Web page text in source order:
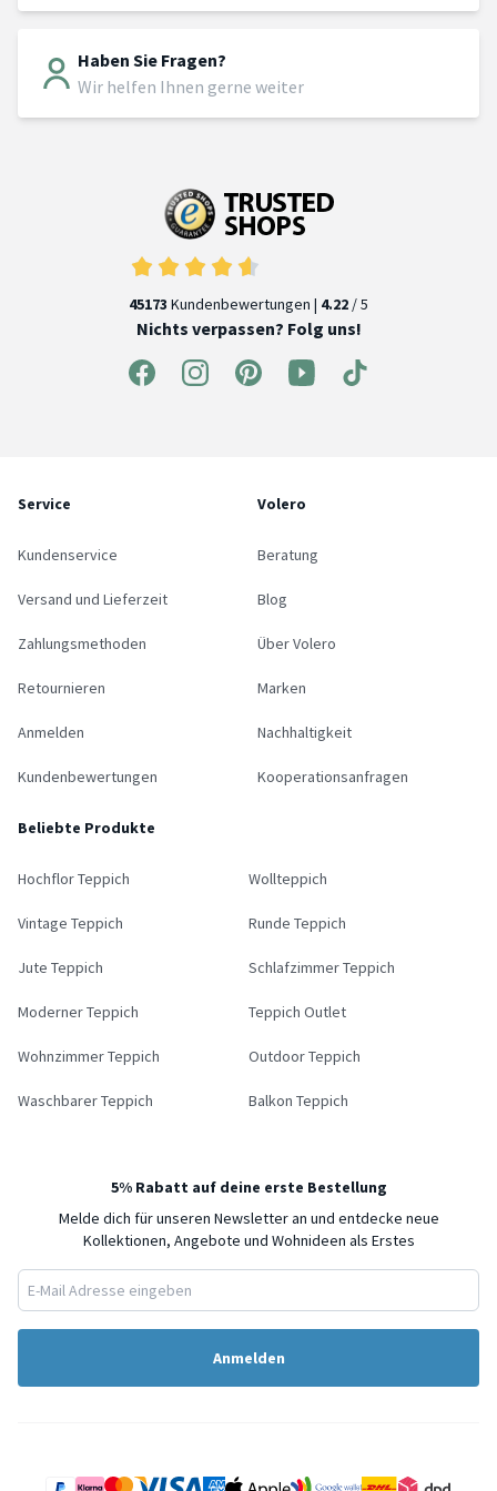
Haben Sie Fragen?
Wir helfen Ihnen gerne weiter
45173 Kundenbewertungen | 4.22 / 5
Nichts verpassen? Folg uns!
Service
Kundenservice
Versand und Lieferzeit
Zahlungsmethoden
Retournieren
Anmelden
Kundenbewertungen
Volero
Beratung
Blog
Über Volero
Marken
Nachhaltigkeit
Kooperationsanfragen
Beliebte Produkte
Hochflor Teppich Wollteppich
Vintage Teppich Runde Teppich
Jute Teppich Schlafzimmer Teppich
Moderner Teppich Teppich Outlet
Wohnzimmer Teppich Outdoor Teppich
Waschbarer Teppich Balkon Teppich
5% Rabatt auf deine erste Bestellung
Melde dich für unseren Newsletter an und entdecke neue
Kollektionen, Angebote und Wohnideen als Erstes
Anmelden